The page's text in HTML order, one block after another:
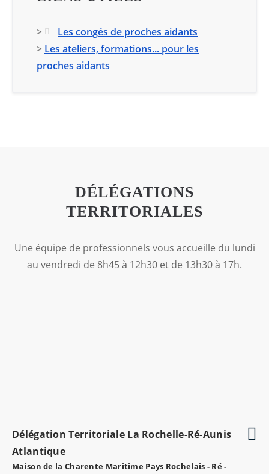
>
Les congés de proches aidants
> Les ateliers, formations... pour les
proches aidants
DÉLÉGATIONS
TERRITORIALES
Une équipe de professionnels vous accueille du lundi
au vendredi de 8h45 à 12h30 et de 13h30 à 17h.
Délégation Territoriale La Rochelle-Ré-Aunis
Atlantique
Maison de la Charente Maritime Pays Rochelais - Ré -